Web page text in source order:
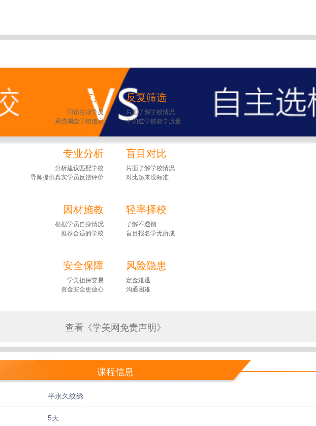
数据支撑
回访在读学员
系统调查学校信息
反复筛选
片面了解学校情况
不知道学校教学质量
专业分析
分析建议匹配学校
导师提供真实学员反馈评价
盲目对比
片面了解学校情况
对比起来没标准
因材施教
根据学员自身情况
推荐合适的学校
轻率择校
了解不透彻
盲目报名学无所成
安全保障
学美担保交易
资金安全更放心
风险隐患
定金难退
沟通困难
查看《学美网免责声明》
课程信息
半永久纹绣
5天